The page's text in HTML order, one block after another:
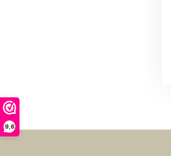
9,6